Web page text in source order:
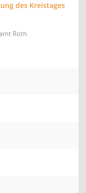
des Kreistages
Roth